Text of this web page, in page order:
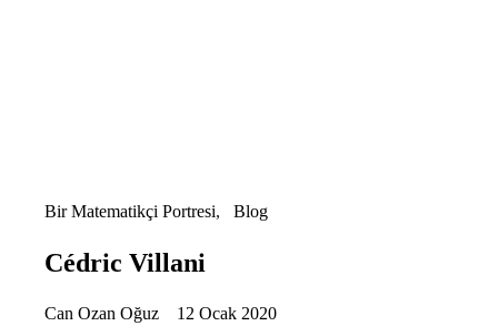
Bir Matematikçi Portresi Blog
Cédric Villani
Can Ozan Oğuz 12 Ocak 2020